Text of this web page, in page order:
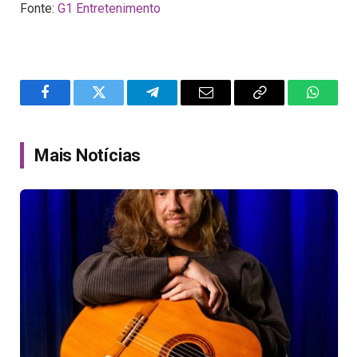
Fonte: G1 Entretenimento
FacebookTwitter TelegramEmail
Copy
Mais Notícias